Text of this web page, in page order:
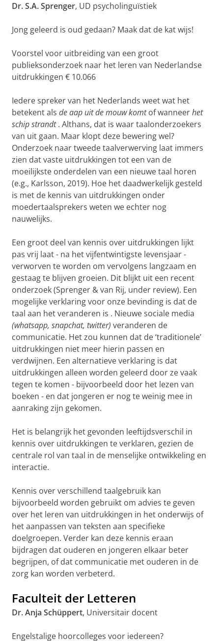
Dr. S.A. Sprenger, UD psycholinguïstiek
Jong geleerd is oud gedaan? Maak dat de kat wijs!
Voorstel voor uitbreiding van een groot
publieksonderzoek naar het leren van Nederlandse
uitdrukkingen € 10.066
Iedere spreker van het Nederlands weet wat het
betekent als de aap uit de mouw komtof wanneerhet
schip strandt. Althans, dat is waar taalonderzoekers
van uit gaan. Maar klopt deze bewering wel?
Onderzoek naar tweede taalverwerving laat immers
zien dat vaste uitdrukkingen tot een van de
moeilijkste onderdelen van een nieuwe taal horen
(e.g., Karlsson, 2019). Hoe het daadwerkelijk gesteld
is met de kennis van uitdrukkingen onder
moedertaalsprekers weten we echter nog
nauwelijks.
Een groot deel van kennis over uitdrukkingen lijkt
pas vrij laat - na het vijfentwintigste levensjaar -
verworven te worden om vervolgens langzaam en
gestaag te blijven groeien. Dit blijkt uit een recent
onderzoek (Sprenger & van Rij, under review). Een
mogelijke verklaring voor onze bevinding is dat de
taal aan het veranderen is . Nieuwe sociale media
(whatsapp, snapchat, twitter) veranderen de
communicatie. Het zou kunnen dat de ‘traditionele’
uitdrukkingen niet meer hierin passen en
verdwijnen. Een alternatieve verklaring is dat
uitdrukkingen alleen worden geleerd door ze vaak
tegen te komen - bijvoorbeeld door het lezen van
boeken - en dat jongeren er nog te weinig mee in
aanraking zijn gekomen.
Het is belangrijk het gevonden leeftijdsverschil in
kennis over uitdrukkingen te verklaren, gezien de
centrale rol van taal in de menselijke ontwikkeling en
interactie.
Kennis over verschillend taalgebruik kan
bijvoorbeeld worden gebruikt om advies te geven
over het leren van uitdrukkingen in het onderwijs of
het aanpassen van teksten aan specifieke
doelgroepen. Verder kan deze kennis eraan
bijdragen dat ouderen en jongeren elkaar beter
begrijpen, of dat communicatie met ouderen in de
zorg kan worden verbeterd.
Faculteit der Letteren
Dr. Anja Schüppert, Universitair docent
Engelstalige hoorcolleges voor iedereen?